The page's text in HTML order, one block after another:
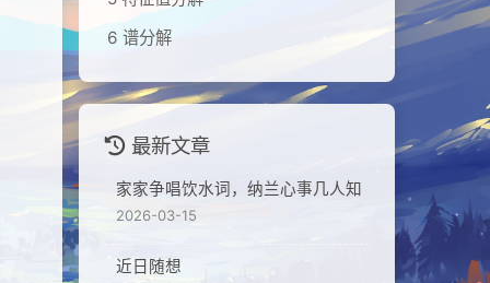
6 谱分解
最新文章
家家争唱饮水词，纳兰心事几人知
2026-03-15
近日随想